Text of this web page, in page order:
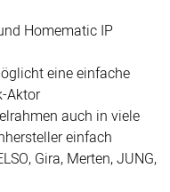
Homematic IP
eine einfache
Aktor
auch in viele
einfach
Gira, Merten, JUNG,